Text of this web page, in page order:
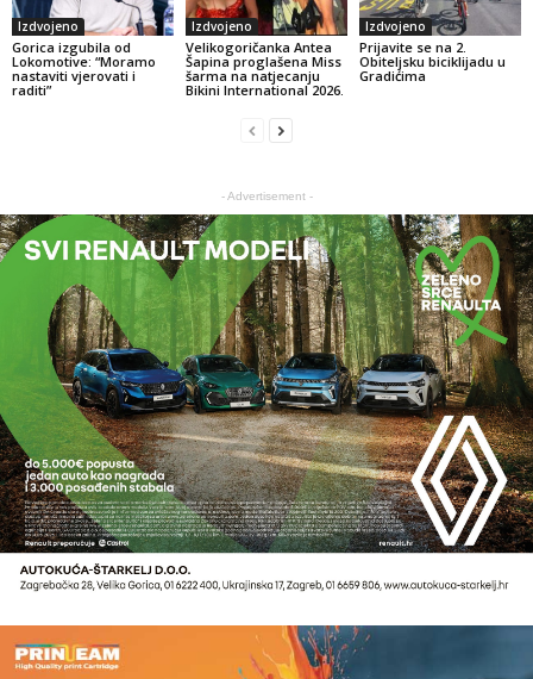
Izdvojeno
Gorica izgubila od
Lokomotive: “Moramo
nastaviti vjerovati i
raditi”
Izdvojeno
Velikogoričanka Antea
Šapina proglašena Miss
šarma na natjecanju
Bikini International 2026.
Izdvojeno
Prijavite se na 2.
Obiteljsku biciklijadu u
Gradićima
- Advertisement -